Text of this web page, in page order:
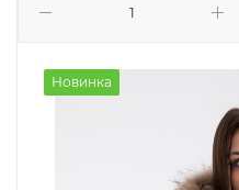
Новинка